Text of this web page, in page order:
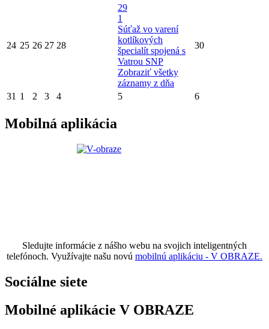
24 25 26 27 28
29
1
Súťaž vo varení
kotlíkových
špecialít spojená s
Vatrou SNP
Zobraziť všetky
záznamy z dňa
30
31 1 2 3 4 5 6
Mobilná aplikácia
Sledujte informácie z nášho webu na svojich inteligentných
telefónoch. Využívajte našu novú mobilnú aplikáciu - V OBRAZE.
Sociálne siete
Mobilné aplikácie V OBRAZE